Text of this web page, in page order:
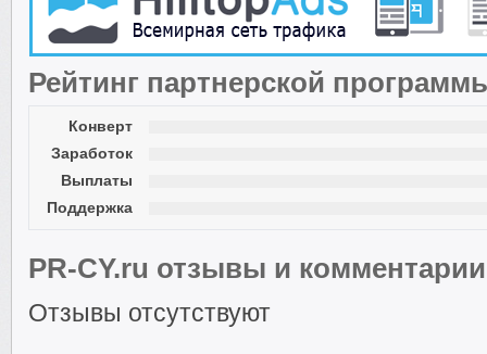
Рейтинг партнерской
Конверт
Заработок
Выплаты
Поддержка
PR-CY.ru отзывы и комментарии
Отзывы отсутствуют